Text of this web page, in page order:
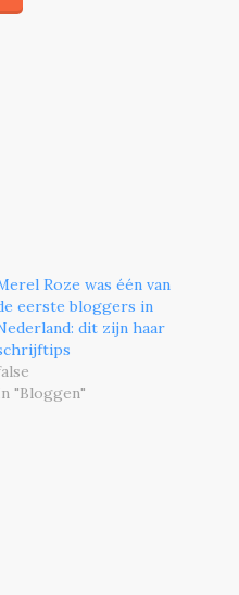
Roze was één van
eerste bloggers in
dit zijn haar
"Bloggen"